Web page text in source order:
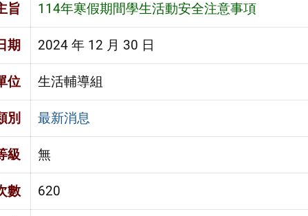
旨 114年寒假期間學生活動安全注意事項
期 2024 年 12 月 30 日
位 生活輔導組
別 最新消息
級 無
數 620